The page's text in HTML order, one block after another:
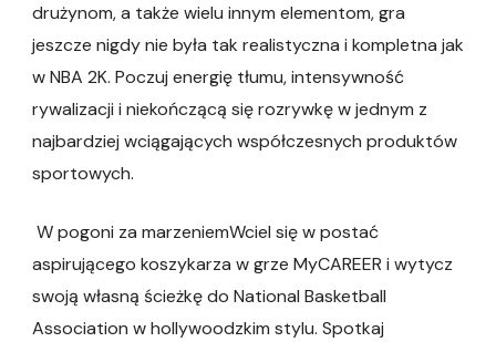
drużynom, a także wielu innym elementom, gra
jeszcze nigdy nie była tak realistyczna i kompletna jak
w NBA 2K. Poczuj energię tłumu, intensywność
rywalizacji i niekończącą się rozrywkę w jednym z
najbardziej wciągających współczesnych produktów
sportowych.
W pogoni za marzeniemWciel się w postać
aspirującego koszykarza w grze MyCAREER i wytycz
swoją własną ścieżkę do National Basketball
Association w hollywoodzkim stylu. Spotkaj